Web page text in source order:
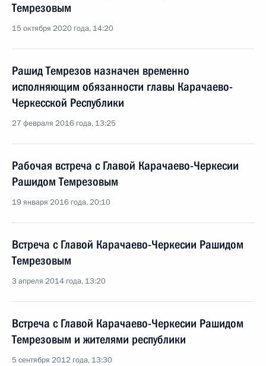
Темрезовым
15 октября 2020 года, 14:20
Рашид Темрезов назначен временно
исполняющим обязанности главы Карачаево-
Черкесской Республики
27 февраля 2016 года, 13:25
Рабочая встреча с Главой Карачаево-Черкесии
Рашидом Темрезовым
19 января 2016 года, 20:10
Встреча с Главой Карачаево-Черкесии Рашидом
Темрезовым
3 апреля 2014 года, 13:20
Встреча с Главой Карачаево-Черкесии Рашидом
Темрезовым и жителями республики
5 сентября 2012 года, 13:30